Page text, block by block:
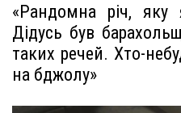
«Рандомна річ,
Дідусь був
таких речей. Хто-
на бджолу»